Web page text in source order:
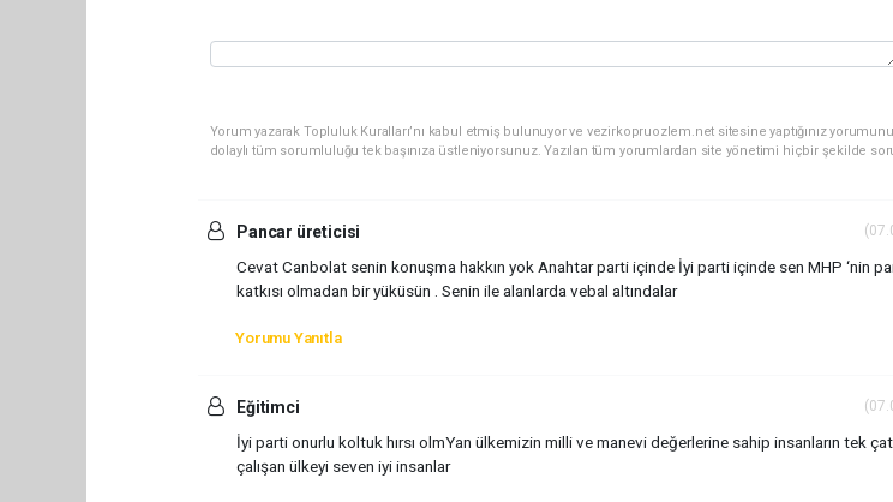
Yorum yazarak Topluluk Kuralları’nı kabul etmiş bulunuyor ve vezirkopruozlem.net sitesine yaptığınız
dolaylı tüm sorumluluğu tek başınıza üstleniyorsunuz. Yazılan tüm yorumlardan site yönetimi hiçbir şekilde
Pancar üreticisi
Cevat Canbolat senin konuşma hakkın yok Anahtar parti içinde İyi parti içinde sen MHP ‘nin
katkısı olmadan bir yüküsün . Senin ile alanlarda vebal altındalar
Yorumu Yanıtla
Eğitimci
İyi parti onurlu koltuk hırsı olmYan ülkemizin milli ve manevi değerlerine sahip insanların tek
çalışan ülkeyi seven iyi insanlar